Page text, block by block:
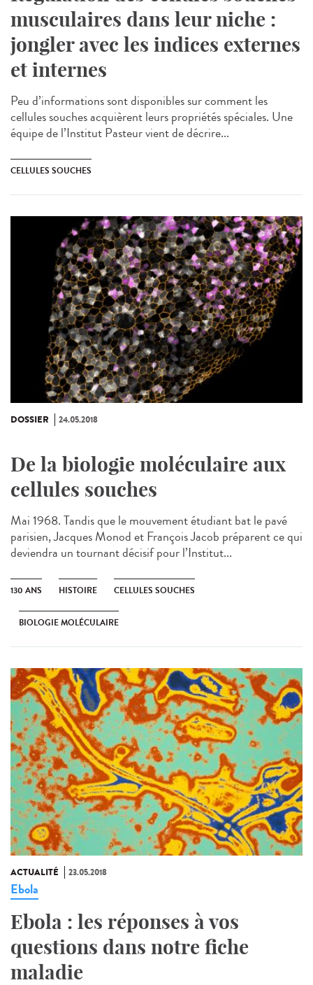
musculaires dans leur niche :
jongler avec les indices externes
et internes
Peu d’informations sont disponibles sur comment les
cellules souches acquièrent leurs propriétés spéciales. Une
équipe de l’Institut Pasteur vient de décrire...
CELLULES SOUCHES
DOSSIER 24.05.2018
De la biologie moléculaire aux
cellules souches
Mai 1968. Tandis que le mouvement étudiant bat le pavé
parisien, Jacques Monod et François Jacob préparent ce qui
deviendra un tournant décisif pour l’Institut...
130 ANS HISTOIRE CELLULES SOUCHES
BIOLOGIE MOLÉCULAIRE
ACTUALITÉ 23.05.2018
Ebola
Ebola : les réponses à vos
questions dans notre fiche
maladie